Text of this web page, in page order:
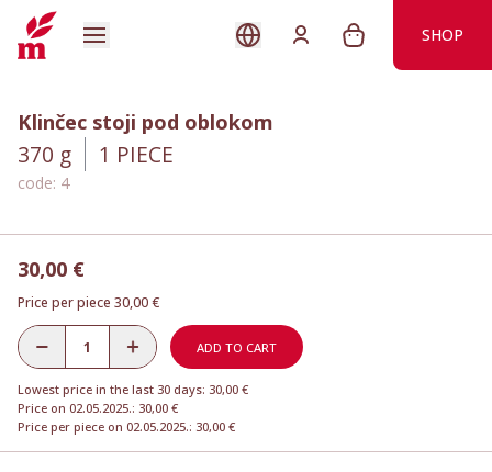
SHOP
Klinčec stoji pod oblokom
370 g 1 PIECE
code: 4
30,00 €
Price per piece 30,00 €
ADD TO CART
Lowest price in the last 30 days: 30,00 €
Price on 02.05.2025.: 30,00 €
Price per piece on 02.05.2025.: 30,00 €